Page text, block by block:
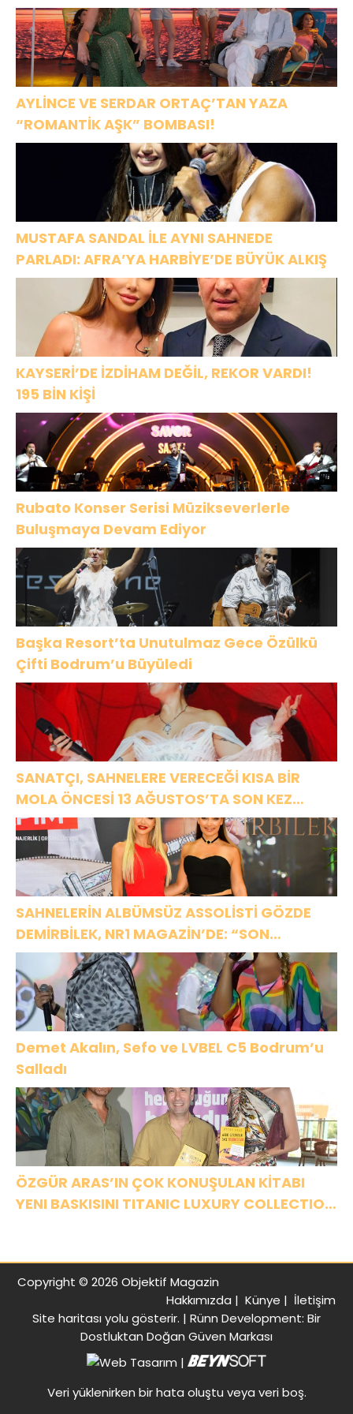
AYLİNCE VE SERDAR ORTAÇ’TAN YAZA
“ROMANTİK AŞK” BOMBASI!
MUSTAFA SANDAL İLE AYNI SAHNEDE
PARLADI: AFRA’YA HARBİYE’DE BÜYÜK ALKIŞ
KAYSERİ’DE İZDİHAM DEĞİL, REKOR VARDI!
195 BİN KİŞİ
Rubato Konser Serisi Müzikseverlerle
Buluşmaya Devam Ediyor
Başka Resort’ta Unutulmaz Gece Özülkü
Çifti Bodrum’u Büyüledi
SANATÇI, SAHNELERE VERECEĞİ KISA BİR
MOLA ÖNCESİ 13 AĞUSTOS’TA SON KEZ
HARBİYE’DE OLACAK!
SAHNELERİN ALBÜMSÜZ ASSOLİSTİ GÖZDE
DEMİRBİLEK, NR1 MAGAZİN’DE: “SON
ASSOLİST OLARAK VAR OLACAĞIM!”
Demet Akalın, Sefo ve LVBEL C5 Bodrum’u
Salladı
ÖZGÜR ARAS’IN ÇOK KONUŞULAN KİTABI
YENI BASKISINI TITANIC LUXURY COLLECTION
Copyright © 2026 Objektif Magazin
Hakkımızda | Künye | İletişim
Site haritası yolu gösterir. | Rünn Development: Bir
Dostluktan Doğan Güven Markası
|
Veri yüklenirken bir hata oluştu veya veri boş.